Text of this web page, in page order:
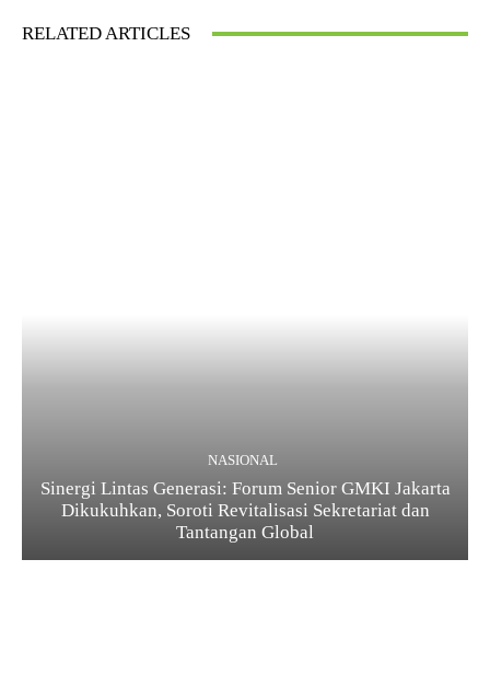
RELATED ARTICLES
NASIONAL
Sinergi Lintas Generasi: Forum Senior GMKI Jakarta
Dikukuhkan, Soroti Revitalisasi Sekretariat dan
Tantangan Global